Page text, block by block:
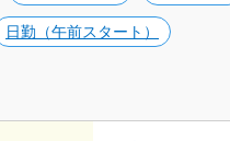
日勤（午前スタート）